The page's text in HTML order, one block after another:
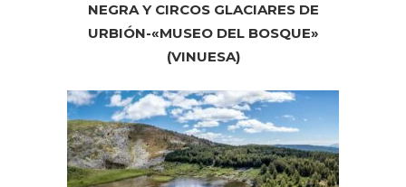
NEGRA Y CIRCOS GLACIARES DE
URBIÓN-«MUSEO DEL BOSQUE»
(VINUESA)